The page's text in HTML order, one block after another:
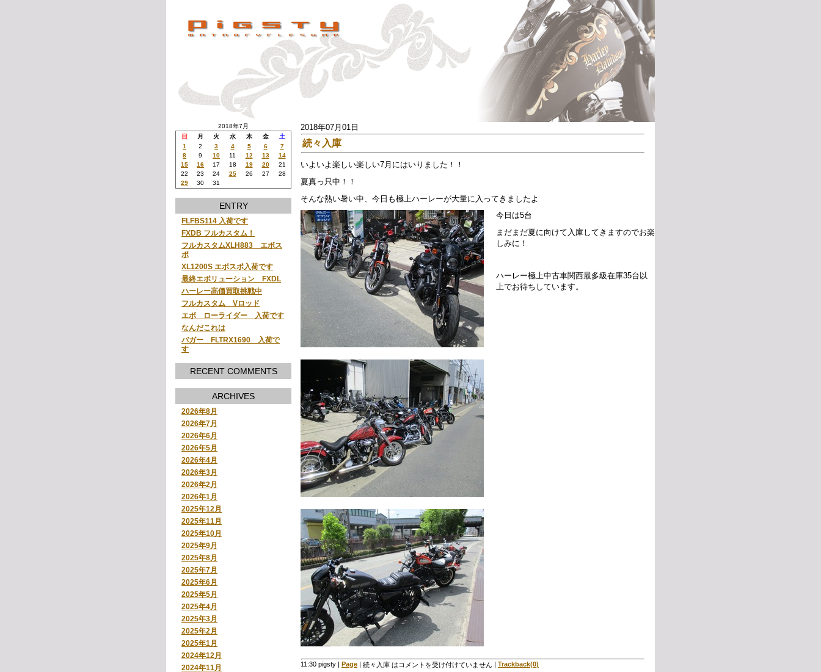
2018年7月
日
月 火 水 木 金
土
1
2 3 4 5 6
7
8
9 10 11 12 13
14
15
16 17 18 19 20
21
22
23 24 25 26 27
28
29
30 31
ENTRY
FLFBS114 入荷です
FXDB フルカスタム！
フルカスタムXLH883 エボス
ポ
XL1200S エボスポ入荷です
最終エボリューション FXDL
ハーレー高価買取挑戦中
フルカスタム Vロッド
エボ ローライダー 入荷です
なんだこれは
バガー FLTRX1690 入荷で
す
RECENT COMMENTS
ARCHIVES
2026年8月
2026年7月
2026年6月
2026年5月
2026年4月
2026年3月
2026年2月
2026年1月
2025年12月
2025年11月
2025年10月
2025年9月
2025年8月
2025年7月
2025年6月
2025年5月
2025年4月
2025年3月
2025年2月
2025年1月
2024年12月
2024年11月
2018年07月01日
続々入庫
いよいよ楽しい楽しい7月にはいりました！！
夏真っ只中！！
そんな熱い暑い中、今日も極上ハーレーが大量に入ってきましたよ
今日は5台
まだまだ夏に向けて入庫してきますのでお楽
しみに！
ハーレー極上中古車関西最多級在庫35台以
上でお待ちしています。
11:30 pigsty Page 続々入庫 は コメントを受け付けていません Trackback(0)